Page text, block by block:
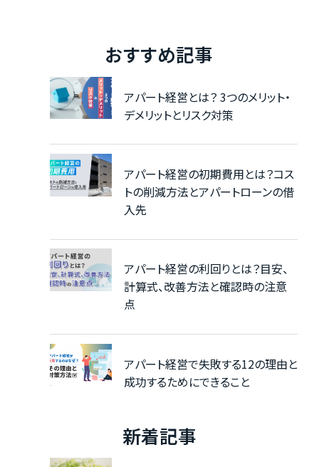
おすすめ記事
アパート経営とは？ 3つのメリット・
デメリットとリスク対策
アパート経営の初期費用とは？コス
トの削減方法とアパートローンの借
入先
アパート経営の利回りとは？目安、
計算式、改善方法と確認時の注意
点
アパート経営で失敗する12の理由と
成功するためにできること
新着記事